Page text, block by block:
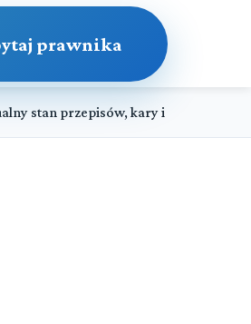
prawnika
stan przepisów, kary i procedury